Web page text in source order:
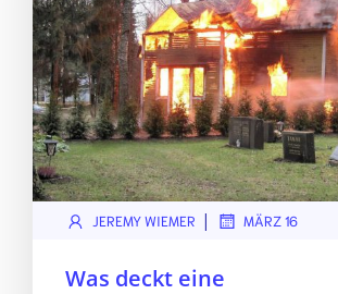
JEREMY WIEMER | MÄRZ 16
Was deckt eine